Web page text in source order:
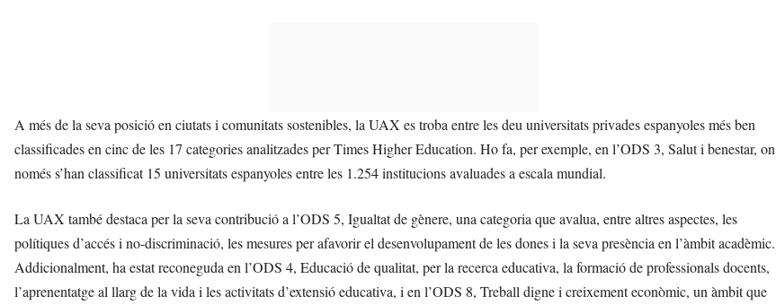
A més de la seva posició en ciutats i comunitats sostenibles, la UAX es troba entre les deu universitats privades espanyoles més ben
classificades en cinc de les 17 categories analitzades per Times Higher Education. Ho fa, per exemple, en l’ODS 3, Salut i benestar, on
només s’han classificat 15 universitats espanyoles entre les 1.254 institucions avaluades a escala mundial.
La UAX també destaca per la seva contribució a l’ODS 5, Igualtat de gènere, una categoria que avalua, entre altres aspectes, les
polítiques d’accés i no-discriminació, les mesures per afavorir el desenvolupament de les dones i la seva presència en l’àmbit acadèmic.
Addicionalment, ha estat reconeguda en l’ODS 4, Educació de qualitat, per la recerca educativa, la formació de professionals docents,
l’aprenentatge al llarg de la vida i les activitats d’extensió educativa, i en l’ODS 8, Treball digne i creixement econòmic, un àmbit que